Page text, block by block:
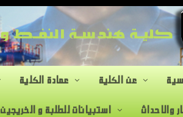
عن الكلية عمادة الكلية
والاحداث استبيانات للطلبة و الخريجين